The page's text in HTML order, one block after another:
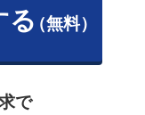
る（無料）
で